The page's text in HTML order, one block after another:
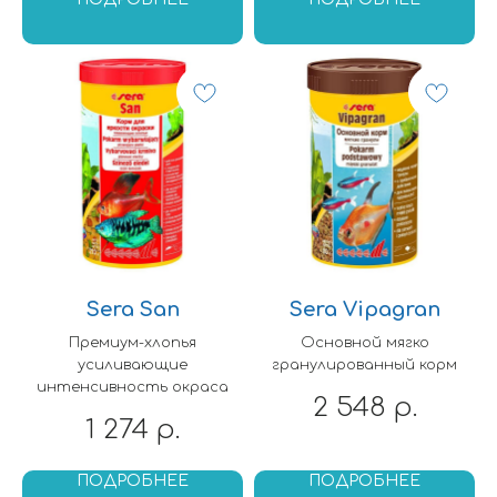
Sera San
Премиум-хлопья
усиливающие
интенсивность окраса
1 274 р.
ПОДРОБНЕЕ
Sera Vipagran
Основной мягко
гранулированный корм
2 548 р.
ПОДРОБНЕЕ